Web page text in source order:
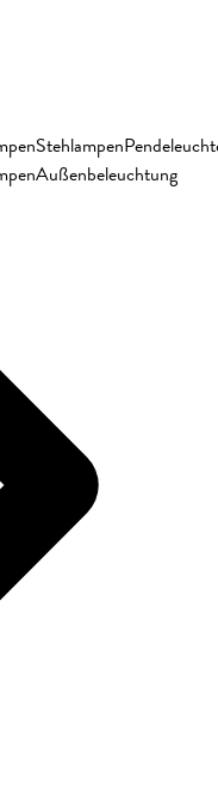
Stehlampen
Außenbeleuchtung